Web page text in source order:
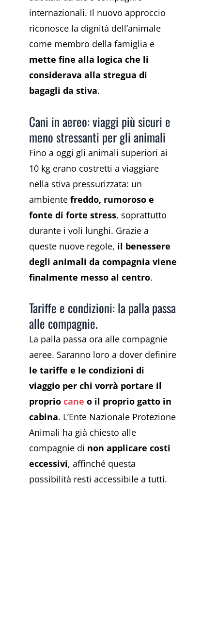
internazionali. Il nuovo approccio
riconosce la dignità dell’animale
come membro della famiglia e
mette fine alla logica che li
considerava alla stregua di
bagagli da stiva.
Cani in aereo: viaggi più sicuri e
meno stressanti per gli animali
Fino a oggi gli animali superiori ai
10 kg erano costretti a viaggiare
nella stiva pressurizzata: un
ambiente freddo, rumoroso e
fonte di forte stress, soprattutto
durante i voli lunghi. Grazie a
queste nuove regole, il benessere
degli animali da compagnia viene
finalmente messo al centro.
Tariffe e condizioni: la palla passa
alle compagnie.
La palla passa ora alle compagnie
aeree. Saranno loro a dover definire
le tariffe e le condizioni di
viaggio per chi vorrà portare il
proprio cane o il proprio gatto in
cabina. L’Ente Nazionale Protezione
Animali ha già chiesto alle
compagnie di non applicare costi
eccessivi, affinché questa
possibilità resti accessibile a tutti.